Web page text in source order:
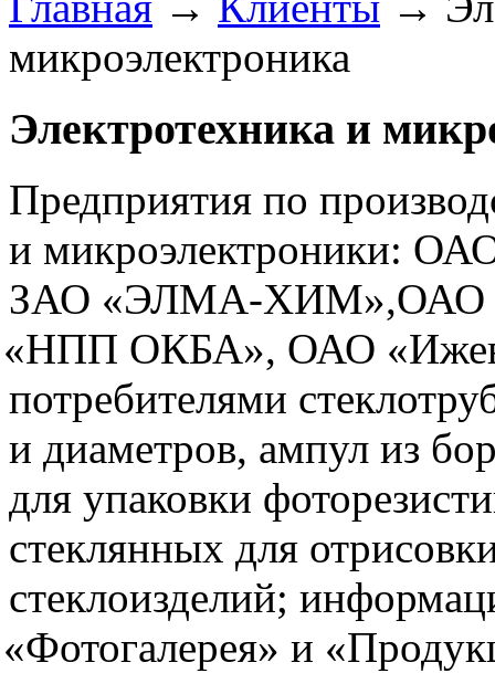
микроэлектроника
Электротехника и
Предприятия по
и микроэлектроники:
ЗАО «ЭЛМА-ХИМ»,ОАО
«НПП ОКБА», ОАО
потребителями
и диаметров, ампул из
для упаковки
стеклянных для
стеклоизделий;
«Фотогалерея» и